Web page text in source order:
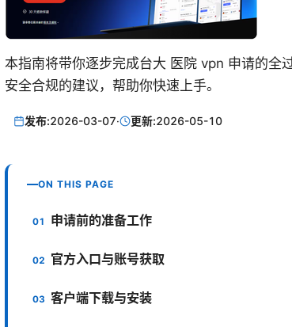
本指南将带你逐步完成台大 医院 vpn 申请的全
安全合规的建议，帮助你快速上手。
发布:2026-03-07· 更新:2026-05-10
ON THIS PAGE
申请前的准备工作
官方入口与账号获取
客户端下载与安装